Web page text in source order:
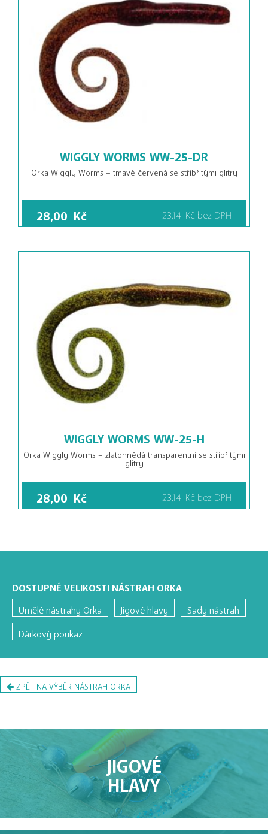
WIGGLY WORMS WW-25-DR
Orka Wiggly Worms – tmavě červená se stříbřitými glitry
28,00 Kč 23,14 Kč bez DPH
WIGGLY WORMS WW-25-H
Orka Wiggly Worms – zlatohnědá transparentní se stříbřitými
glitry
28,00 Kč 23,14 Kč bez DPH
DOSTUPNÉ VELIKOSTI NÁSTRAH ORKA
Umělé nástrahy Orka Jigové hlavy Sady nástrah
Dárkový poukaz
ZPĚT NA VÝBĚR NÁSTRAH ORKA
JIGOVÉ
HLAVY